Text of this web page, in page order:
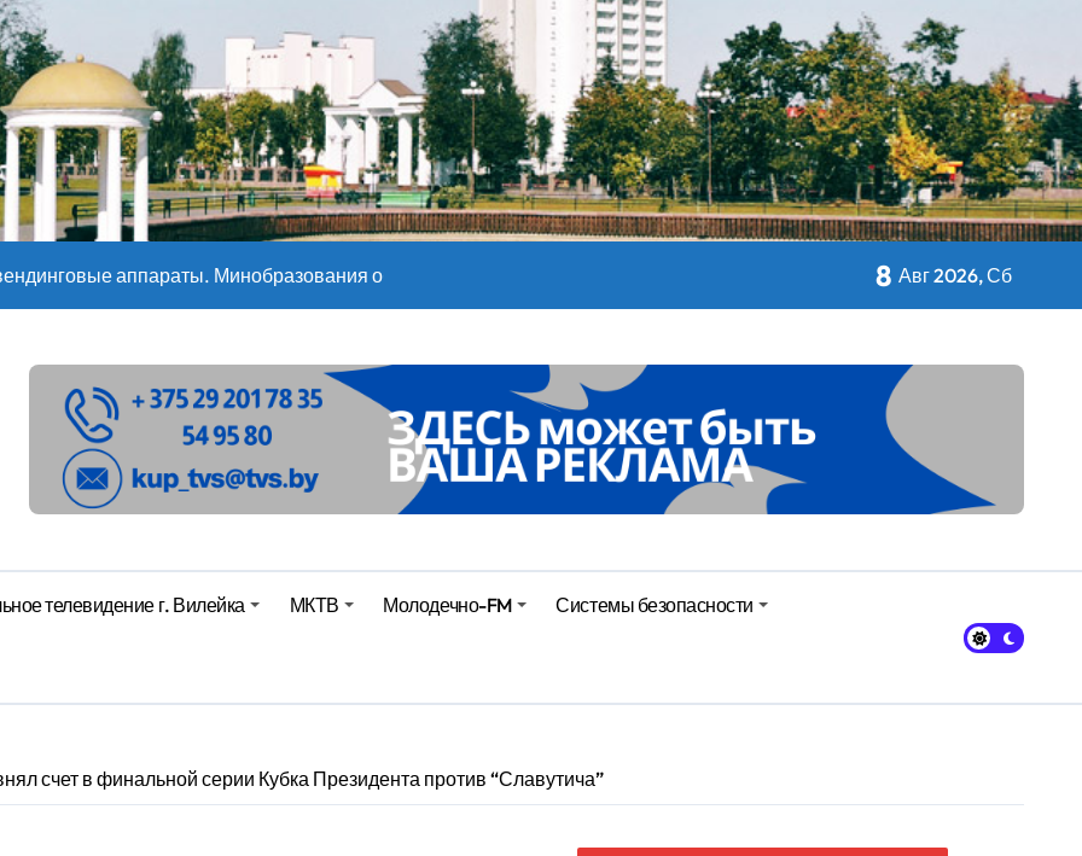
– 05 08 2026
– 07 08 20
ожидаются дожди и грозы
Мастерица из Молодечно о 50-килограммовом каравае для Дворца Независимости
детей с 1 сентября, рассказали в правительстве
– 07 08 20
8 Авг 2026, Сб
телевидение г. Вилейка МКТВ Молодечно-FM Системы безопасности
счет в финальной серии Кубка Президента против “Славутича”